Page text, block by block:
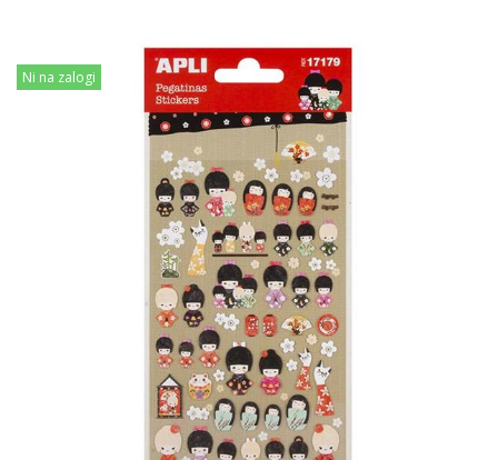
Ni na zalogi